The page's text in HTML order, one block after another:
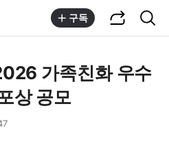
구독
가족친화 우수
상 공모